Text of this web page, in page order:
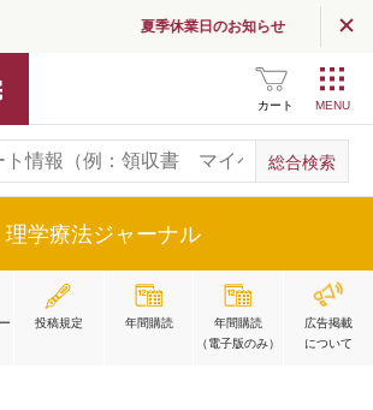
夏季休業日のお知らせ
カート
理学療法ジャーナル
投稿規定 年間購読
年間購読
（電子版のみ）
広告掲載
について